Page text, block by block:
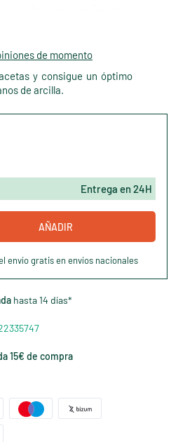
de momento
y consigue un óptimo
de arcilla.
Entrega en 24H
AÑADIR
envío gratis en envíos nacionales
hasta 14 días*
15€ de compra